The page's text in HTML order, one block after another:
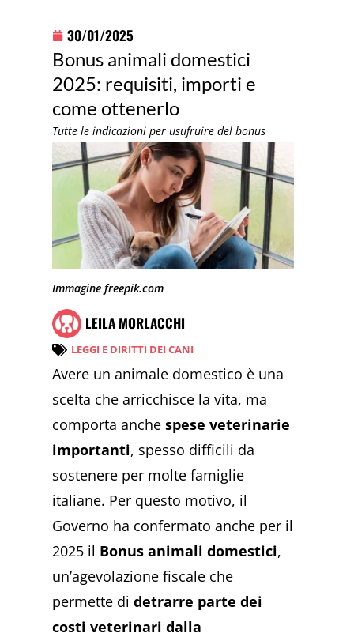
30/01/2025
Bonus animali domestici
2025: requisiti, importi e
come ottenerlo
Tutte le indicazioni per usufruire del bonus
Immagine freepik.com
LEILA MORLACCHI
LEGGI E DIRITTI DEI CANI
Avere un animale domestico è una
scelta che arricchisce la vita, ma
comporta anchespese veterinarie
importanti, spesso difficili da
sostenere per molte famiglie
italiane. Per questo motivo, il
Governo ha confermato anche per il
2025 il Bonus animali domestici,
un’agevolazione fiscale che
permette didetrarre parte dei
costi veterinari dalla